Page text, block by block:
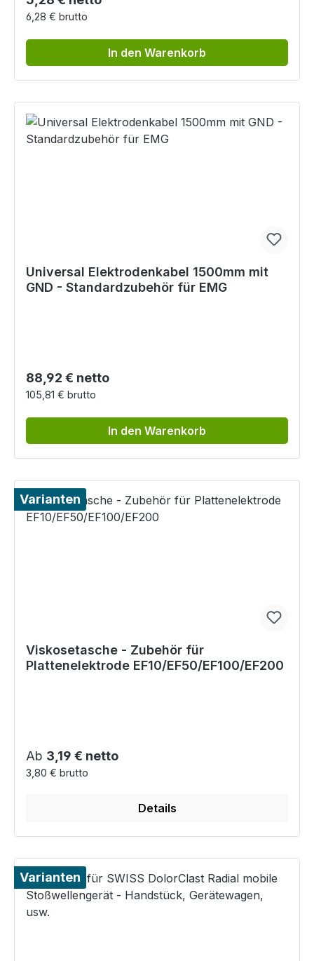
6,28 € brutto
In den Warenkorb
Universal Elektrodenkabel 1500mm mit
GND - Standardzubehör für EMG
Regulärer Preis:
88,92 € netto
105,81 € brutto
In den Warenkorb
Varianten
Viskosetasche - Zubehör für
Plattenelektrode EF10/EF50/EF100/EF200
Regulärer Preis:
Ab 3,19 € netto
3,80 € brutto
Details
Varianten